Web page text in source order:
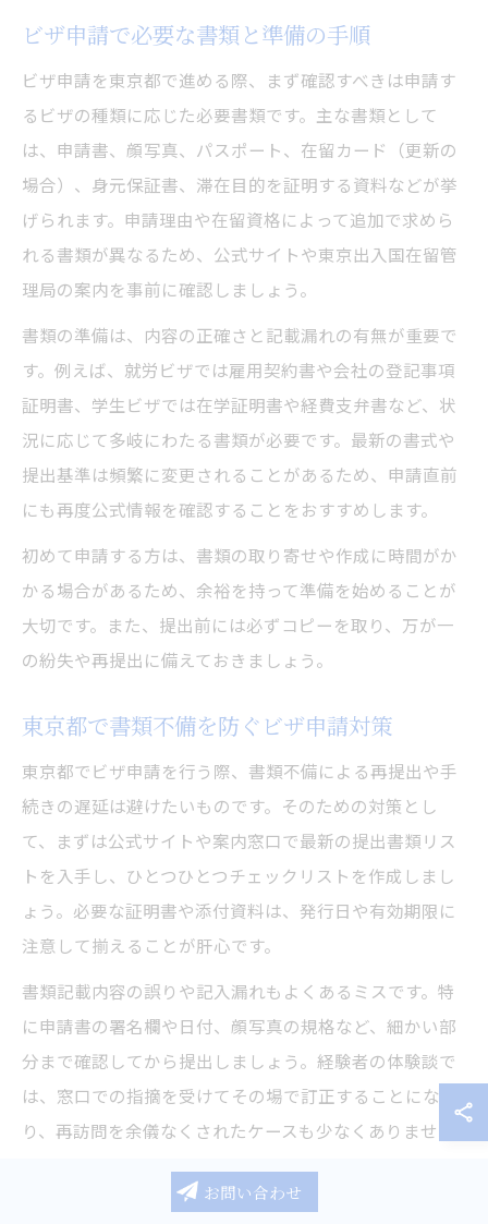
ビザ申請で必要な書類と準備の手順
ビザ申請を東京都で進める際、まず確認すべきは申請す
るビザの種類に応じた必要書類です。主な書類として
は、申請書、顔写真、パスポート、在留カード（更新の
場合）、身元保証書、滞在目的を証明する資料などが挙
げられます。申請理由や在留資格によって追加で求めら
れる書類が異なるため、公式サイトや東京出入国在留管
理局の案内を事前に確認しましょう。
書類の準備は、内容の正確さと記載漏れの有無が重要で
す。例えば、就労ビザでは雇用契約書や会社の登記事項
証明書、学生ビザでは在学証明書や経費支弁書など、状
況に応じて多岐にわたる書類が必要です。最新の書式や
提出基準は頻繁に変更されることがあるため、申請直前
にも再度公式情報を確認することをおすすめします。
初めて申請する方は、書類の取り寄せや作成に時間がか
かる場合があるため、余裕を持って準備を始めることが
大切です。また、提出前には必ずコピーを取り、万が一
の紛失や再提出に備えておきましょう。
東京都で書類不備を防ぐビザ申請対策
東京都でビザ申請を行う際、書類不備による再提出や手
続きの遅延は避けたいものです。そのための対策とし
て、まずは公式サイトや案内窓口で最新の提出書類リス
トを入手し、ひとつひとつチェックリストを作成しまし
ょう。必要な証明書や添付資料は、発行日や有効期限に
注意して揃えることが肝心です。
書類記載内容の誤りや記入漏れもよくあるミスです。特
に申請書の署名欄や日付、顔写真の規格など、細かい部
分まで確認してから提出しましょう。経験者の体験談で
は、窓口での指摘を受けてその場で訂正することにな
り、再訪問を余儀なくされたケースも少なくありませ
事前に専門家や行政書士へ相談し、書類チェックを依頼
お問い合わせ